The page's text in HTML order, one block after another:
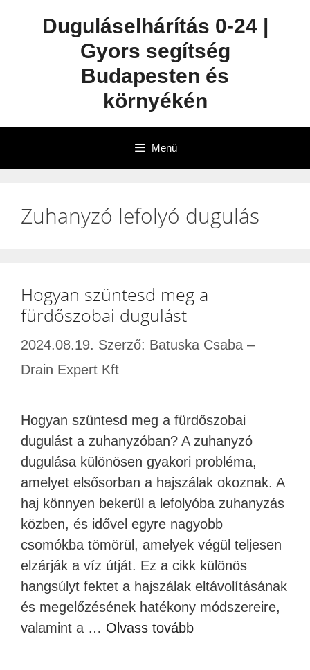
Duguláselhárítás 0-24 |
Gyors segítség
Budapesten és
környékén
Menü
Zuhanyzó lefolyó dugulás
Hogyan szüntesd meg a
fürdőszobai dugulást
2024.08.19. Szerző: Batuska Csaba –
Drain Expert Kft
Hogyan szüntesd meg a fürdőszobai
dugulást a zuhanyzóban? A zuhanyzó
dugulása különösen gyakori probléma,
amelyet elsősorban a hajszálak okoznak. A
haj könnyen bekerül a lefolyóba zuhanyzás
közben, és idővel egyre nagyobb
csomókba tömörül, amelyek végül teljesen
elzárják a víz útját. Ez a cikk különös
hangsúlyt fektet a hajszálak eltávolításának
és megelőzésének hatékony módszereire,
valamint a … Olvass tovább